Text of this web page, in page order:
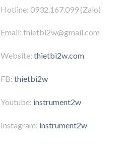
Hotline: 0932.167.099 (Zalo)
Email: thietbi2w@gmail.com
Website: thietbi2w.com
FB: thietbi2w
Youtube: instrument2w
Instagram: instrument2w